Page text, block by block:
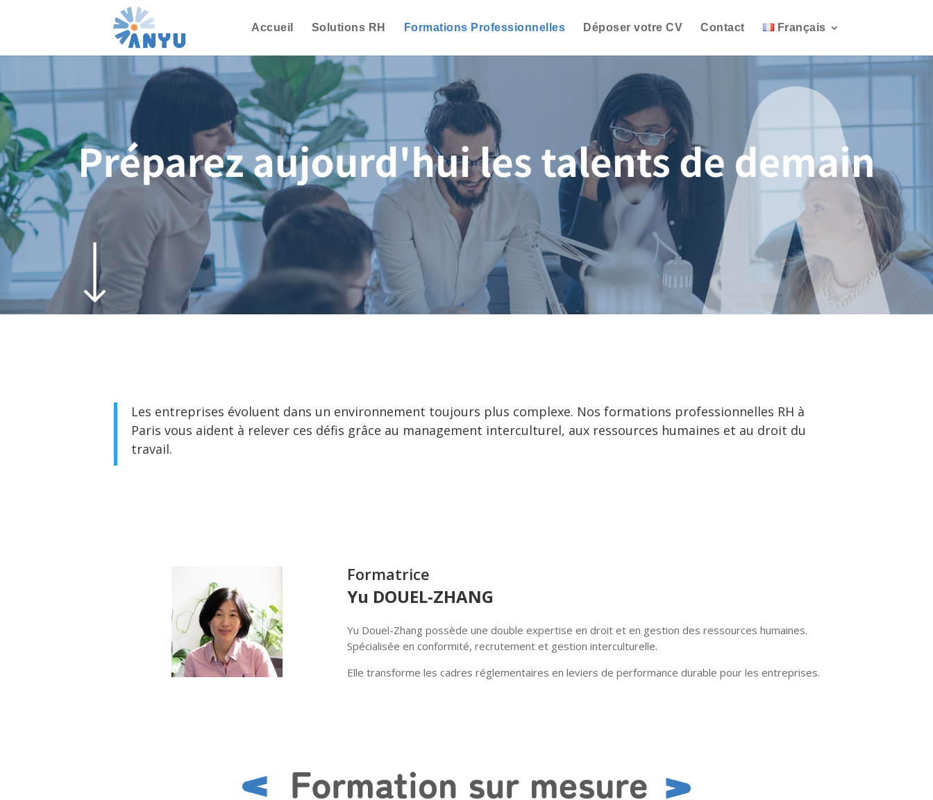
Accueil Solutions RH Formations Professionnelles Déposer votre CV Contact Français
Les entreprises évoluent dans un environnement toujours plus complexe. Nos formations professionnelles RH à
Paris vous aident à relever ces défis grâce au management interculturel, aux ressources humaines et au droit du
travail.
Formatrice
Yu DOUEL-ZHANG
Yu Douel-Zhang possède une double expertise en droit et en gestion des ressources humaines.
Spécialisée en conformité, recrutement et gestion interculturelle.
Elle transforme les cadres réglementaires en leviers de performance durable pour les entreprises.